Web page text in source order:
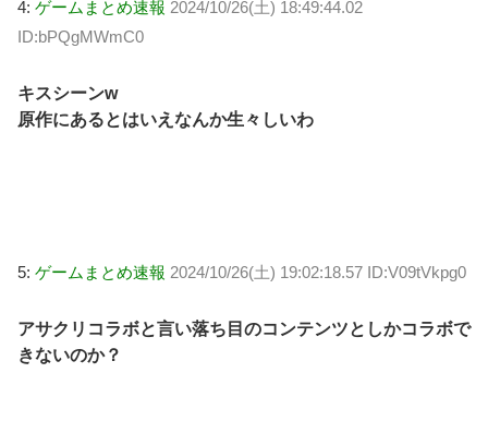
4: ゲームまとめ速報 2024/10/26(土) 18:49:44.02
ID:bPQgMWmC0
キスシーンw
原作にあるとはいえなんか生々しいわ
5: ゲームまとめ速報 2024/10/26(土) 19:02:18.57 ID:V09tVkpg0
アサクリコラボと言い落ち目のコンテンツとしかコラボで
きないのか？